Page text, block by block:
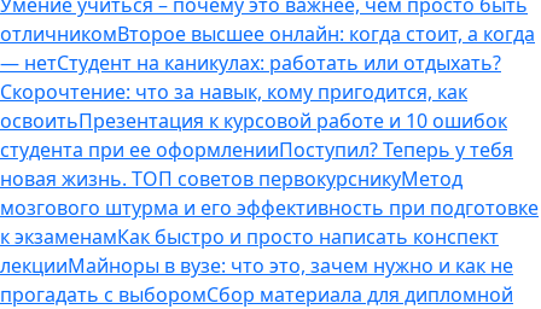
отличникомВторое высшее онлайн: когда стоит, а когда
— нетСтудент на каникулах: работать или отдыхать?
Скорочтение: что за навык, кому пригодится, как
освоитьПрезентация к курсовой работе и 10 ошибок
студента при ее оформленииПоступил? Теперь у тебя
новая жизнь. ТОП советов первокурсникуМетод
мозгового штурма и его эффективность при подготовке
к экзаменамКак быстро и просто написать конспект
лекцииМайноры в вузе: что это, зачем нужно и как не
прогадать с выборомСбор материала для дипломной